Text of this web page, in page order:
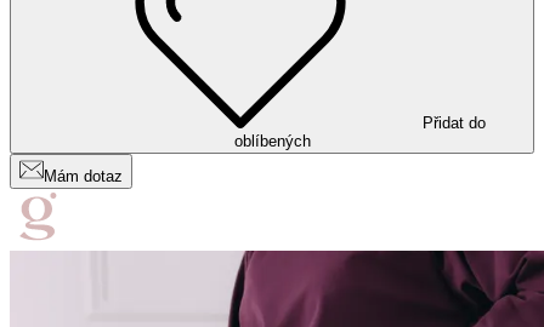
Přidat do
oblíbených
Mám dotaz